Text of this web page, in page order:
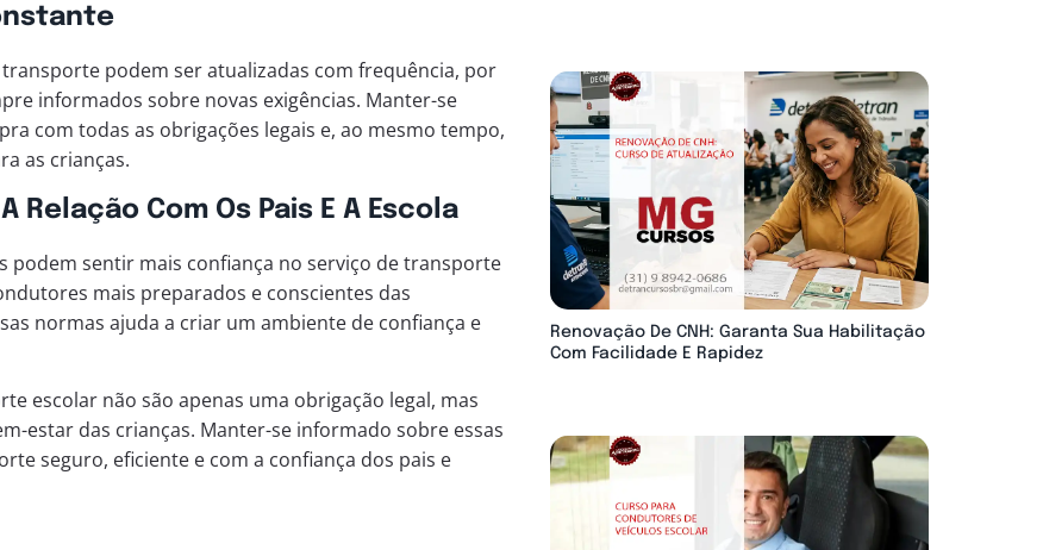
podem ser atualizadas com frequência, por
informados sobre novas exigências. Manter-se
com todas as obrigações legais e, ao mesmo tempo,
as crianças.
Relação Com Os Pais E A Escola
podem sentir mais confiança no serviço de transporte
mais preparados e conscientes das
normas ajuda a criar um ambiente de confiança e
escolar não são apenas uma obrigação legal, mas
estar das crianças. Manter-se informado sobre essas
seguro, eficiente e com a confiança dos pais e
Renovação De CNH: Garanta Sua Habilitação
Com Facilidade E Rapidez